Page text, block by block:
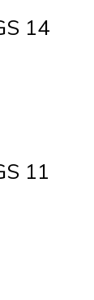
14
11